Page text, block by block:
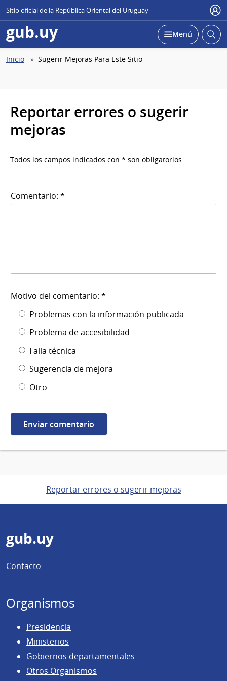
Sitio oficial de la República Oriental del Uruguay
gub.uy Abierta
Desplegar
Menú Abrir
Ruta
Inicio Sugerir Mejoras Para Este Sitio
Reportar errores o sugerir
mejoras
Todos los campos indicados con * son obligatorios
Comentario: *
Motivo del comentario: *
Problemas con la información publicada
Problema de accesibilidad
Falla técnica
Sugerencia de mejora
Otro
Reportar errores o sugerir mejoras
Pie
de
página
gub.uy
Contacto
Organismos
Presidencia
Ministerios
Gobiernos departamentales
Otros Organismos